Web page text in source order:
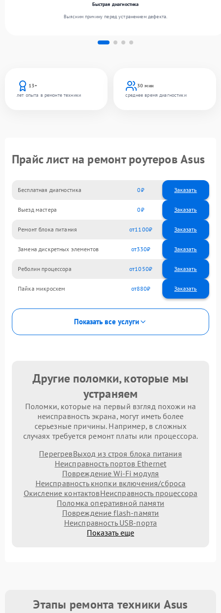
13+
лет опыта в ремонте техники
30 мин
среднее время диагностики
Быстрая диагностика
Выясним причину перед устранением дефекта.
Прайс лист на ремонт роутеров Asus
Бесплатная диагностика 0 Заказать
Выезд мастера 0 Заказать
Ремонт блока питания 1100
Замена дискретных элементов 330
Реболин процессора 1050
Пайка микросхем 880
Показать все услуги
Другие поломки, которые мы
устраняем
Поломки, которые на первый взгляд похожи на
неисправность экрана, могут иметь более
серьезные причины. Например, в сложных
случаях требуется ремонт платы или процессора.
ПерегревВыход из строя блока питания
Неисправность портов Ethernet
Повреждение Wi-Fi модуля
Неисправность кнопки включения/сброса
Окисление контактовНеисправность процессора
Поломка оперативной памяти
Повреждение flash-памяти
Неисправность USB-порта
Показать еще
Этапы ремонта техники Asus